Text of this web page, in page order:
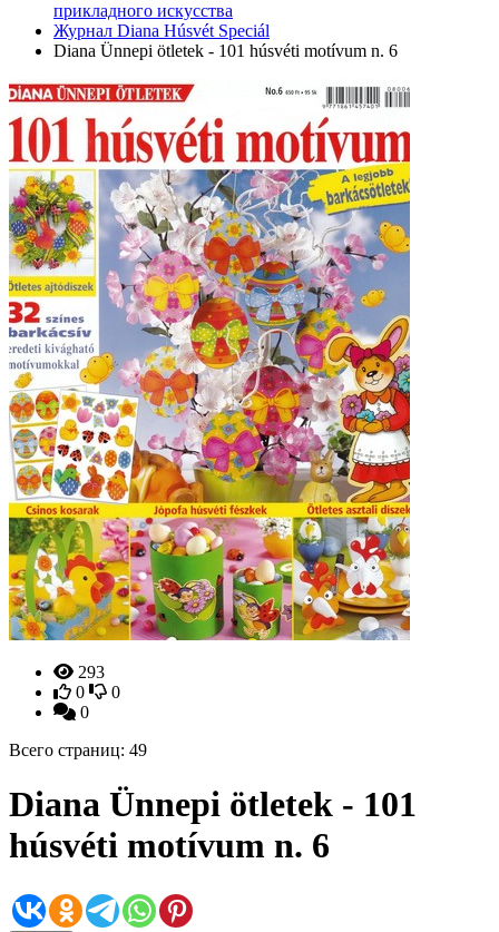
прикладного искусства
Журнал Diana Húsvét Speciál
Diana Ünnepi ötletek - 101 húsvéti motívum n. 6
293
0
0
0
Всего страниц: 49
Diana Ünnepi ötletek - 101
húsvéti motívum n. 6